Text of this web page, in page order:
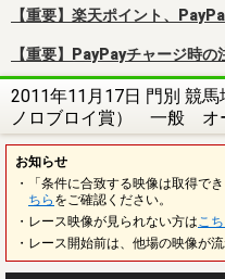
【重要】楽天ポイント、
【重要】PayPayチャージ時の
2011年11月17日 門別 競
ノロブロイ賞） 一般 オ
お知らせ
・「条件に合致する映像は取得で
ちら をご確認ください。
・レース映像が見られない方は こ
・レース開始前は、他場の映像が